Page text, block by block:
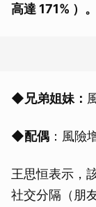
高達 171% ）。
◆兄弟姐妹：
◆配偶 ：風險
王思恒表示，
社交分隔（朋